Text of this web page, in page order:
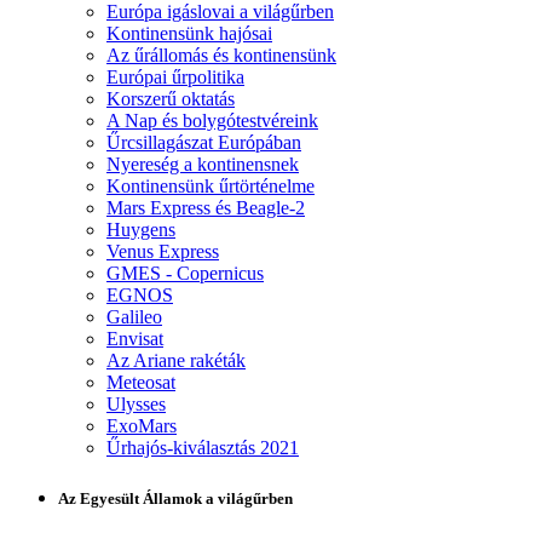
Európa igáslovai a világűrben
Kontinensünk hajósai
Az űrállomás és kontinensünk
Európai űrpolitika
Korszerű oktatás
A Nap és bolygótestvéreink
Űrcsillagászat Európában
Nyereség a kontinensnek
Kontinensünk űrtörténelme
Mars Express és Beagle-2
Huygens
Venus Express
GMES - Copernicus
EGNOS
Galileo
Envisat
Az Ariane rakéták
Meteosat
Ulysses
ExoMars
Űrhajós-kiválasztás 2021
Az Egyesült Államok a világűrben